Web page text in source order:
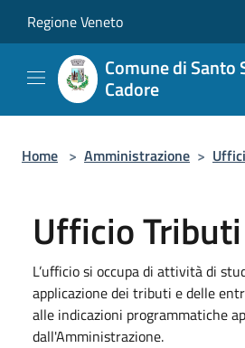
Regione Veneto
Comune di Santo
Cadore
Home > Amministrazione > Uffici
Ufficio Tributi
L’ufficio si occupa di attività di
applicazione dei tributi e delle
alle indicazioni programmatiche
dall'Amministrazione.